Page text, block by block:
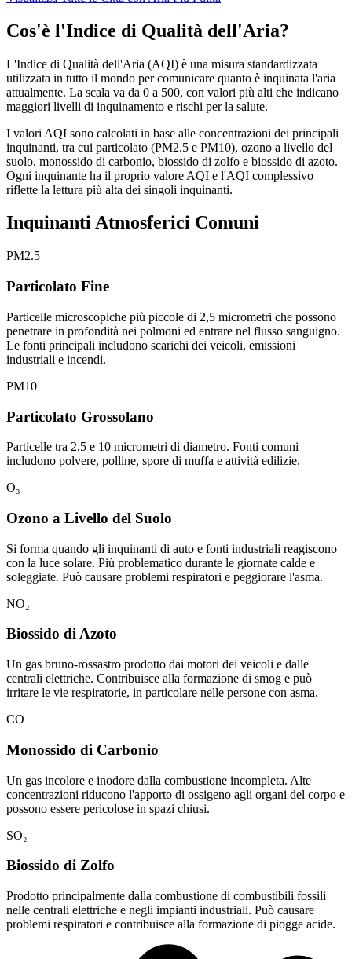
Cos'è l'Indice di Qualità dell'Aria?
L'Indice di Qualità dell'Aria (AQI) è una misura standardizzata
utilizzata in tutto il mondo per comunicare quanto è inquinata l'aria
attualmente. La scala va da 0 a 500, con valori più alti che indicano
maggiori livelli di inquinamento e rischi per la salute.
I valori AQI sono calcolati in base alle concentrazioni dei principali
inquinanti, tra cui particolato (PM2.5 e PM10), ozono a livello del
suolo, monossido di carbonio, biossido di zolfo e biossido di azoto.
Ogni inquinante ha il proprio valore AQI e l'AQI complessivo
riflette la lettura più alta dei singoli inquinanti.
Inquinanti Atmosferici Comuni
PM2.5
Particolato Fine
Particelle microscopiche più piccole di 2,5 micrometri che possono
penetrare in profondità nei polmoni ed entrare nel flusso sanguigno.
Le fonti principali includono scarichi dei veicoli, emissioni
industriali e incendi.
PM10
Particolato Grossolano
Particelle tra 2,5 e 10 micrometri di diametro. Fonti comuni
includono polvere, polline, spore di muffa e attività edilizie.
O₃
Ozono a Livello del Suolo
Si forma quando gli inquinanti di auto e fonti industriali reagiscono
con la luce solare. Più problematico durante le giornate calde e
soleggiate. Può causare problemi respiratori e peggiorare l'asma.
NO₂
Biossido di Azoto
Un gas bruno-rossastro prodotto dai motori dei veicoli e dalle
centrali elettriche. Contribuisce alla formazione di smog e può
irritare le vie respiratorie, in particolare nelle persone con asma.
CO
Monossido di Carbonio
Un gas incolore e inodore dalla combustione incompleta. Alte
concentrazioni riducono l'apporto di ossigeno agli organi del corpo e
possono essere pericolose in spazi chiusi.
SO₂
Biossido di Zolfo
Prodotto principalmente dalla combustione di combustibili fossili
nelle centrali elettriche e negli impianti industriali. Può causare
problemi respiratori e contribuisce alla formazione di piogge acide.